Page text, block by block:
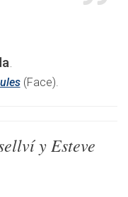
.
(Face).
y Esteve